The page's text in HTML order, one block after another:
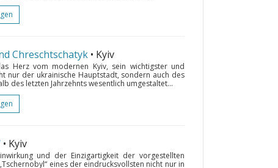
Chreschtschatyk • Kyiv
Herz vom modernen Kyiv, sein wichtigster und
nur der ukrainische Hauptstadt, sondern auch des
des letzten Jahrzehnts wesentlich umgestaltet...
• Kyiv
und der Einzigartigkeit der vorgestellten
eines der eindrucksvollsten nicht nur in